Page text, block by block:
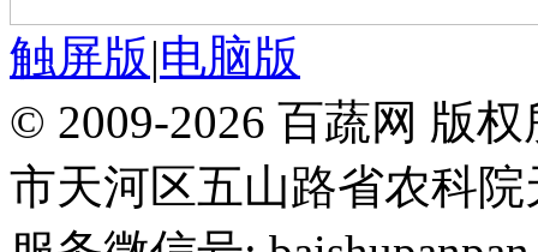
触屏版|电脑版
© 2009-2026 百蔬网 版
市天河区五山路省农科院